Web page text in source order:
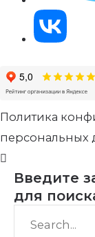
Политика
персональных
Введите
для